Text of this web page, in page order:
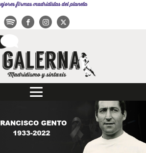
firmas madridistas del planeta